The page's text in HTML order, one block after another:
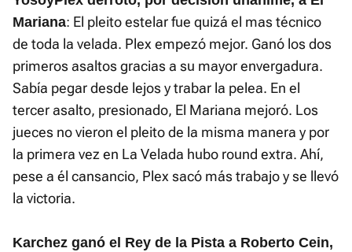
Mariana: El pleito estelar fue quizá el mas técnico
de toda la velada. Plex empezó mejor. Ganó los dos
primeros asaltos gracias a su mayor envergadura.
Sabía pegar desde lejos y trabar la pelea. En el
tercer asalto, presionado, El Mariana mejoró. Los
jueces no vieron el pleito de la misma manera y por
la primera vez en La Velada hubo round extra. Ahí,
pese a él cansancio, Plex sacó más trabajo y se llevó
la victoria.
Karchez ganó el Rey de la Pista a Roberto Cein,